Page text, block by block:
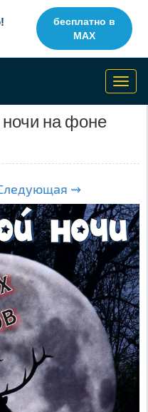
бесплатно в
MAX
ночи на фоне
⇝